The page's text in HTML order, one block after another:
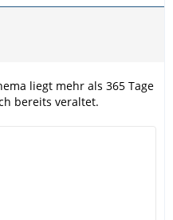
liegt mehr als 365 Tage
bereits veraltet.